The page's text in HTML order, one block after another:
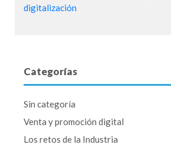
digitalización
Categorías
Sin categoría
Venta y promoción digital
Los retos de la Industria